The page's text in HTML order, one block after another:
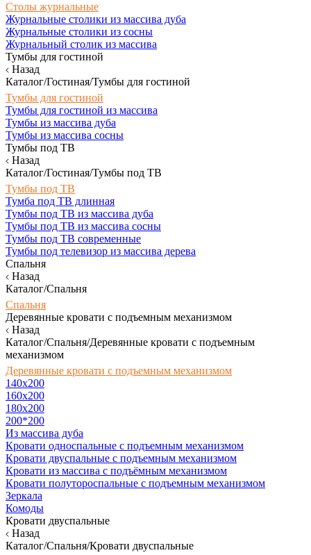
Столы журнальные
Журнальные столики из массива дуба
Журнальные столики из сосны
Журнальный столик из массива
Тумбы для гостиной
Назад
Каталог/Гостиная/Тумбы для гостиной
Тумбы для гостиной
Тумбы для гостиной из массива
Тумбы из массива дуба
Тумбы из массива сосны
Тумбы под ТВ
Назад
Каталог/Гостиная/Тумбы под ТВ
Тумбы под ТВ
Тумба под ТВ длинная
Тумбы под ТВ из массива дуба
Тумбы под ТВ из массива сосны
Тумбы под ТВ современные
Тумбы под телевизор из массива дерева
Спальня
Назад
Каталог/Спальня
Спальня
Деревянные кровати с подъемным механизмом
Назад
Каталог/Спальня/Деревянные кровати с подъемным
механизмом
Деревянные кровати с подъемным механизмом
140x200
160х200
180х200
200*200
Из массива дуба
Кровати односпальные с подъемным механизмом
Кровати двуспальные с подъемным механизмом
Кровати из массива с подъёмным механизмом
Кровати полутороспальные с подъемным механизмом
Зеркала
Комоды
Кровати двуспальные
Назад
Каталог/Спальня/Кровати двуспальные